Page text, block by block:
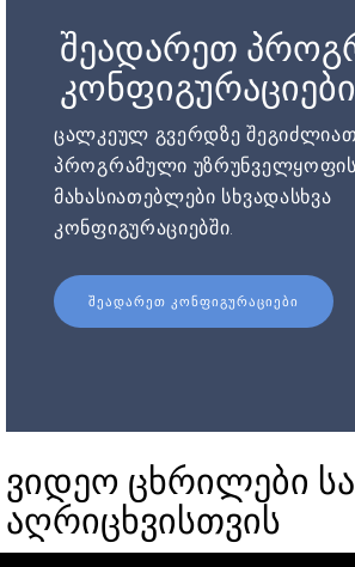
შეადარეთ
კონფიგურაციები
ცალკეულ გვერდზე
პროგრამული უზრუნველყოფის
მახასიათებლები სხვადასხვა
კონფიგურაციებში.
ᲨᲔᲐᲓᲐᲠᲔᲗ ᲙᲝᲜᲤᲘᲒᲣᲠᲐᲪᲘᲔᲑᲘ
ვიდეო ცხრილები
აღრიცხვისთვის